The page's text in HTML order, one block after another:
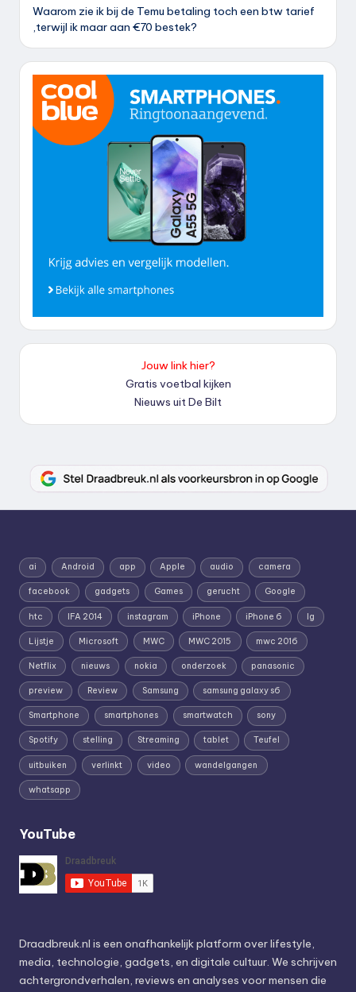
Waarom zie ik bij de Temu betaling toch een btw tarief
,terwijl ik maar aan €70 bestek?
Jouw link hier?
Gratis voetbal kijken
Nieuws uit De Bilt
ai Android app Apple audio camera
facebook gadgets Games gerucht Google
htc IFA 2014 instagram iPhone iPhone 6 lg
Lijstje Microsoft MWC MWC 2015 mwc 2016
Netflix nieuws nokia onderzoek panasonic
preview Review Samsung samsung galaxy s6
Smartphone smartphones smartwatch sony
Spotify stelling Streaming tablet Teufel
uitbuiken verlinkt video wandelgangen
whatsapp
YouTube
Draadbreuk.nl is een onafhankelijk platform over lifestyle,
media, technologie, gadgets, en digitale cultuur. We schrijven
achtergrondverhalen, reviews en analyses voor mensen die